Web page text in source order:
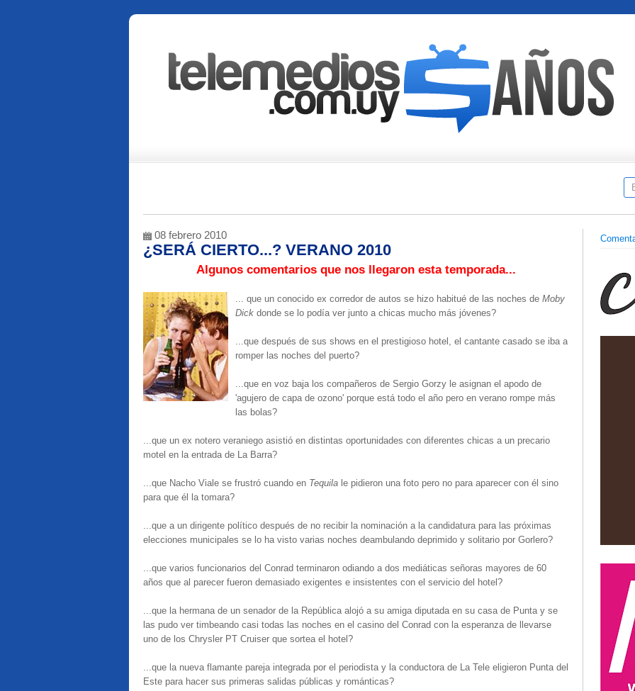
08 febrero 2010
¿SERÁ CIERTO...? VERANO 2010
Algunos comentarios que nos llegaron esta temporada...
... que un conocido ex corredor de autos se hizo habitué de las noches de Moby
Dick donde se lo podía ver junto a chicas mucho más jóvenes?
...que después de sus shows en el prestigioso hotel, el cantante casado se iba a
romper las noches del puerto?
...que en voz baja los compañeros de Sergio Gorzy le asignan el apodo de
'agujero de capa de ozono' porque está todo el año pero en verano rompe más
las bolas?
...que un ex notero veraniego asistió en distintas oportunidades con diferentes chicas a un precario
motel en la entrada de La Barra?
...que Nacho Viale se frustró cuando en Tequila le pidieron una foto pero no para aparecer con él sino
para que él la tomara?
...que a un dirigente político después de no recibir la nominación a la candidatura para las próximas
elecciones municipales se lo ha visto varias noches deambulando deprimido y solitario por Gorlero?
...que varios funcionarios del Conrad terminaron odiando a dos mediáticas señoras mayores de 60
años que al parecer fueron demasiado exigentes e insistentes con el servicio del hotel?
...que la hermana de un senador de la República alojó a su amiga diputada en su casa de Punta y se
las pudo ver timbeando casi todas las noches en el casino del Conrad con la esperanza de llevarse
uno de los Chrysler PT Cruiser que sortea el hotel?
...que la nueva flamante pareja integrada por el periodista y la conductora de La Tele eligieron Punta del
Este para hacer sus primeras salidas públicas y románticas?